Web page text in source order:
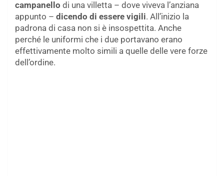
campanello di una villetta – dove viveva l’anziana
appunto – dicendo di essere vigili. All’inizio la
padrona di casa non si è insospettita. Anche
perché le uniformi che i due portavano erano
effettivamente molto simili a quelle delle vere forze
dell’ordine.